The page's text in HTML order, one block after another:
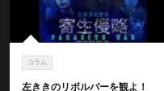
コラム
左ききのリボルバーを観よ！